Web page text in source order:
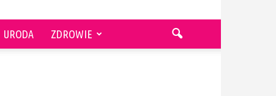
URODA ZDROWIE